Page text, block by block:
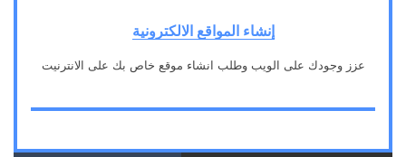
إنشاء المواقع الالكترونية
عزز وجودك على الويب وطلب انشاء موقع خاص بك على الانترنيت